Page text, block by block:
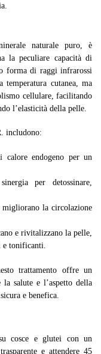
naturale puro, è
la peculiare capacità di
forma di raggi infrarossi
temperatura cutanea, ma
cellulare, facilitando
l’elasticità della pelle.
includono:
calore endogeno per un
per detossinare,
migliorano la circolazione
e rivitalizzano la pelle,
tonificanti.
trattamento offre un
salute e l’aspetto della
e benefica.
cosce e glutei con un
e attendere 45